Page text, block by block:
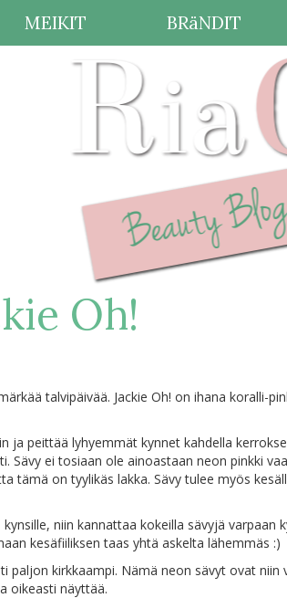
MEIKIT BRäNDIT
Oh!
talvipäivää. Jackie Oh! on ihana koralli-
ja peittää lyhyemmät kynnet kahdella
Sävy ei tosiaan ole ainoastaan neon pinkki
tämä on tyylikäs lakka. Sävy tulee myös
niin kannattaa kokeilla sävyjä varpaan
kesäfiiliksen taas yhtä askelta lähemmäs :)
paljon kirkkaampi. Nämä neon sävyt ovat niin
oikeasti näyttää.